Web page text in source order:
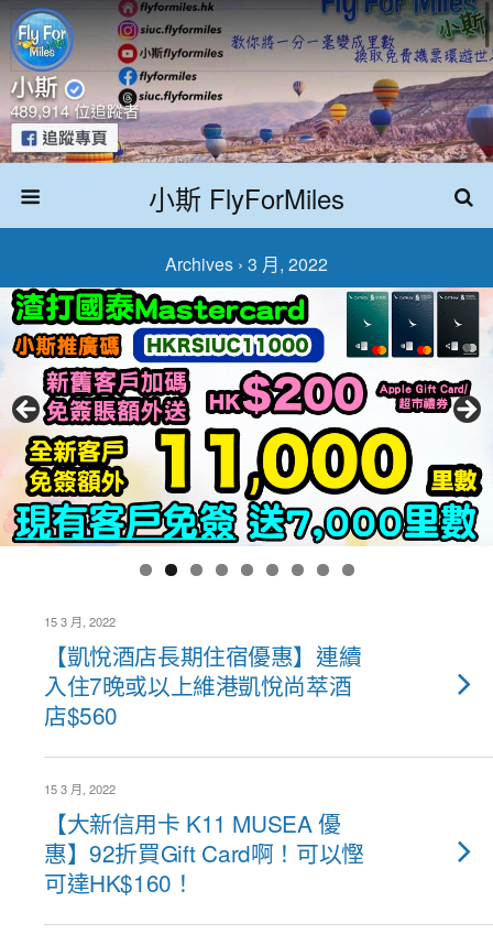
小斯 FlyForMiles
Archives › 3 月, 2022
15 3 月, 2022
【凱悅酒店長期住宿優惠】連續
入住7晚或以上維港凱悅尚萃酒
店$560
15 3 月, 2022
【大新信用卡 K11 MUSEA 優
惠】92折買Gift Card啊！可以慳
可達HK$160！